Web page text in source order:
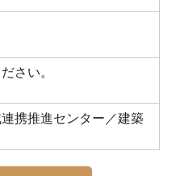
さい。
携推進センター／建築